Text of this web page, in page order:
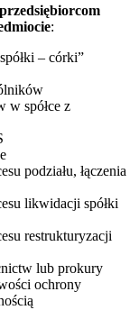
:
– córki”
w spółce z
podziału, łączenia
likwidacji spółki
restrukturyzacji
lub prokury
ochrony